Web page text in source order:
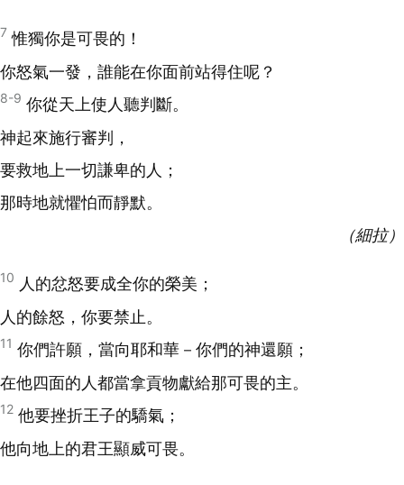
7 惟獨你是可畏的！
你怒氣一發，誰能在你面前站得住呢？
8-9 你從天上使人聽判斷。
神起來施行審判，
要救地上一切謙卑的人；
那時地就懼怕而靜默。
（細拉）
10 人的忿怒要成全你的榮美；
人的餘怒，你要禁止。
11 你們許願，當向耶和華－你們的神還願；
在他四面的人都當拿貢物獻給那可畏的主。
12 他要挫折王子的驕氣；
他向地上的君王顯威可畏。